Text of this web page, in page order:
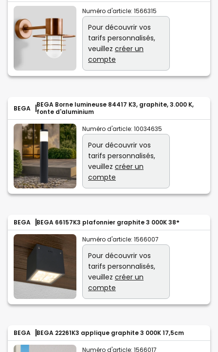
Numéro d'article: 1566315
Pour découvrir vos
tarifs personnalisés,
veuillez créer un
compte
BEGA
BEGA Borne lumineuse 84417 K3, graphite, 3.000 K,
fonte d'aluminium
Numéro d'article: 10034635
Pour découvrir vos
tarifs personnalisés,
veuillez créer un
compte
BEGA BEGA 66157K3 plafonnier graphite 3 000K 38°
Numéro d'article: 1566007
Pour découvrir vos
tarifs personnalisés,
veuillez créer un
compte
BEGA BEGA 22261K3 applique graphite 3 000K 17,5cm
Numéro d'article: 1566017